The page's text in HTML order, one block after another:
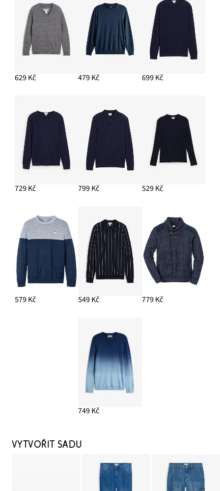
629 Kč
PŘIDAT DO KOŠÍKU
Bunda z umělé kůže s medvídkovou podšívkou
629 Kč 479 Kč 699 Kč
729 Kč 799 Kč 529 Kč
579 Kč 549 Kč 779 Kč
749 Kč
VYTVOŘIT SADU